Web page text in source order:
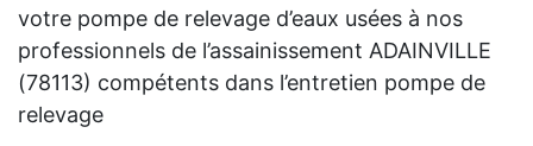
votre pompe de relevage d’eaux usées à nos
professionnels de l’assainissement ADAINVILLE
(78113) compétents dans l’entretien pompe de
relevage